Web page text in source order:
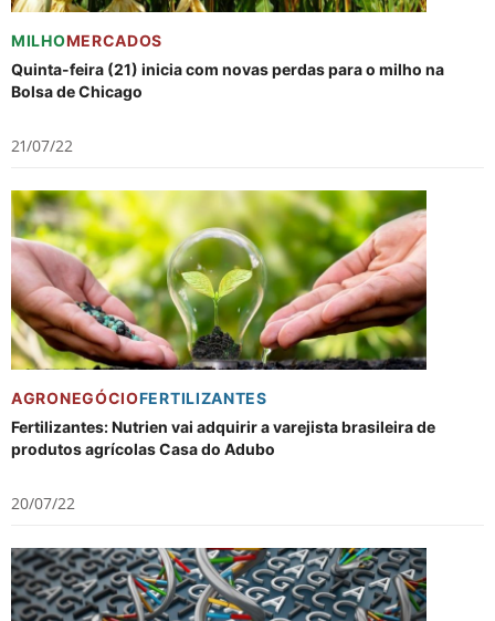
MILHOMERCADOS
Quinta-feira (21) inicia com novas perdas para o milho na
Bolsa de Chicago
21/07/22
AGRONEGÓCIOFERTILIZANTES
Fertilizantes: Nutrien vai adquirir a varejista brasileira de
produtos agrícolas Casa do Adubo
20/07/22